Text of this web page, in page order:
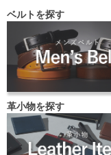
ベルトを探す
革小物を探す